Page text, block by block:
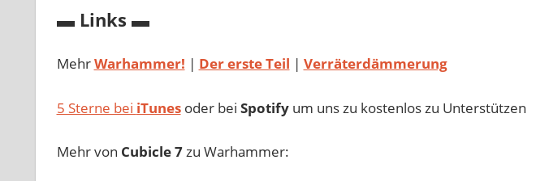
▬ Links ▬
MehrWarhammer! | Der erste Teil | Verräterdämmerung
5 Sterne bei iTunesoder bei Spotifyum uns zu kostenlos zu Unterstützen
Mehr von Cubicle 7zu Warhammer: